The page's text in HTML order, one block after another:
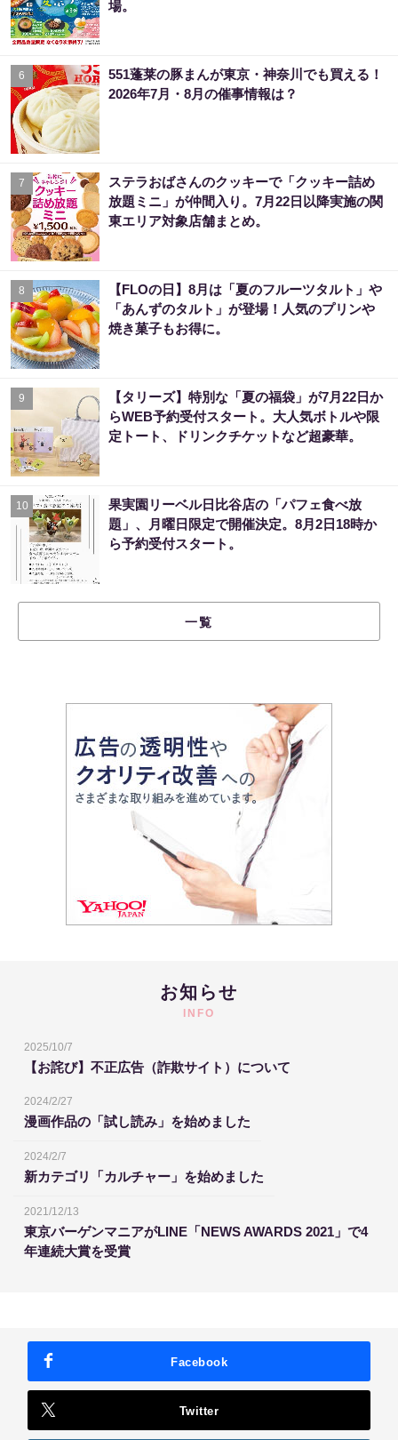
場。
6
551蓬莱の豚まんが東京・神奈川でも買える！
2026年7月・8月の催事情報は？
7
ステラおばさんのクッキーで「クッキー詰め
放題ミニ」が仲間入り。7月22日以降実施の関
東エリア対象店舗まとめ。
8
【FLOの日】8月は「夏のフルーツタルト」や
「あんずのタルト」が登場！人気のプリンや
焼き菓子もお得に。
9
【タリーズ】特別な「夏の福袋」が7月22日か
らWEB予約受付スタート。大人気ボトルや限
定トート、ドリンクチケットなど超豪華。
10
果実園リーベル日比谷店の「パフェ食べ放
題」、月曜日限定で開催決定。8月2日18時か
ら予約受付スタート。
一覧
お知らせ
INFO
2025/10/7
【お詫び】不正広告（詐欺サイト）について
2024/2/27
漫画作品の「試し読み」を始めました
2024/2/7
新カテゴリ「カルチャー」を始めました
2021/12/13
東京バーゲンマニアがLINE「NEWS AWARDS 2021」で4
年連続大賞を受賞
Facebook
Twitter